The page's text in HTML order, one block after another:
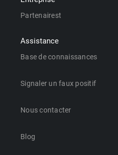
Partenairest
Assistance
Base de connaissances
Signaler un faux positif
Nous contacter
Blog